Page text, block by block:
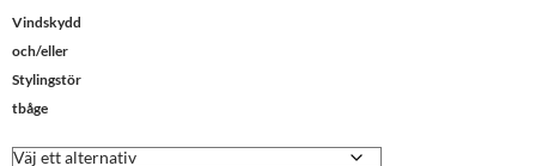
Vindskydd
och/eller
Stylingstör
tbåge